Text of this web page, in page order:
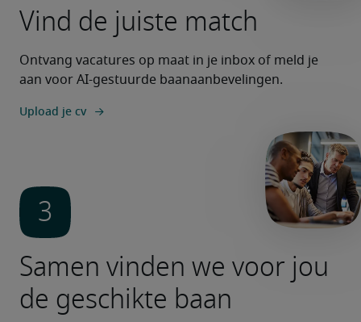
Vind de juiste match
Ontvang vacatures op maat in je inbox of meld je
aan voor AI-gestuurde baanaanbevelingen.
Upload je cv
Samen vinden we voor jou
de geschikte baan